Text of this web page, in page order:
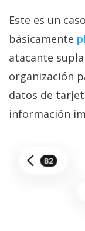
Este es un
básicamente
atacante
organización
datos de
información